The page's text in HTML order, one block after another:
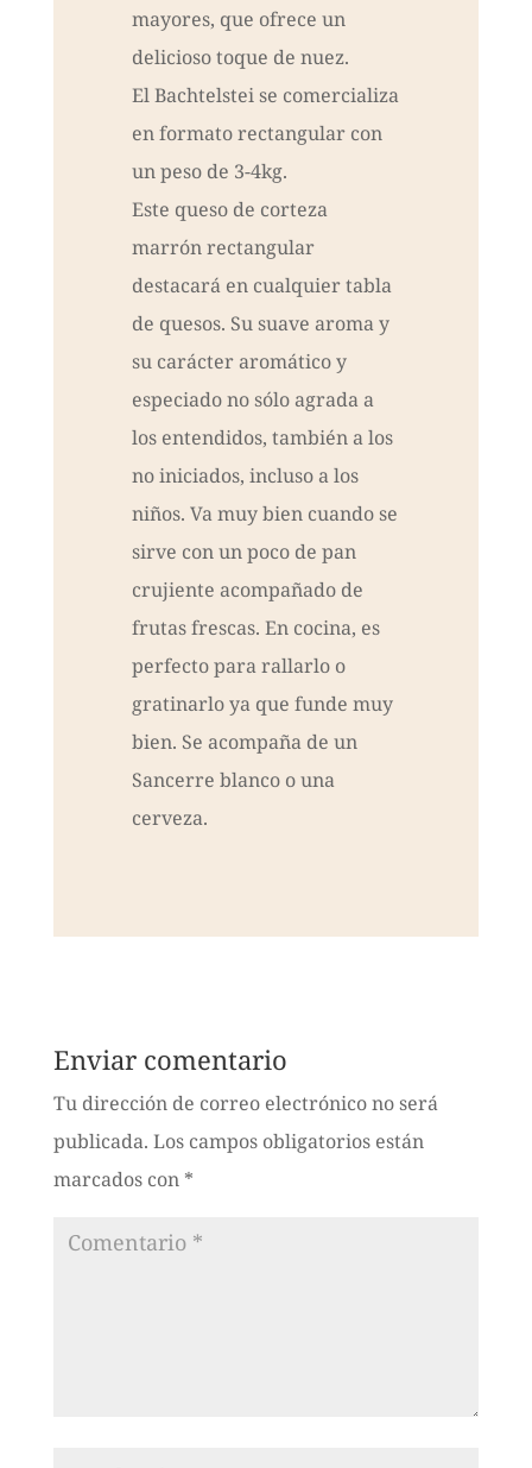
mayores, que ofrece un
delicioso toque de nuez.
El Bachtelstei se comercializa
en formato rectangular con
un peso de 3-4kg.
Este queso de corteza
marrón rectangular
destacará en cualquier tabla
de quesos. Su suave aroma y
su carácter aromático y
especiado no sólo agrada a
los entendidos, también a los
no iniciados, incluso a los
niños. Va muy bien cuando se
sirve con un poco de pan
crujiente acompañado de
frutas frescas. En cocina, es
perfecto para rallarlo o
gratinarlo ya que funde muy
bien. Se acompaña de un
Sancerre blanco o una
cerveza.
Enviar comentario
Tu dirección de correo electrónico no será
publicada. Los campos obligatorios están
marcados con *